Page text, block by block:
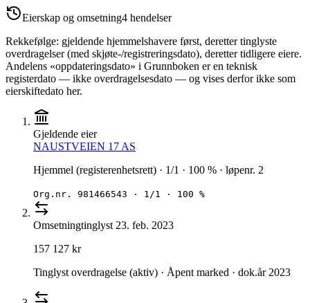
Eierskap og omsetning4 hendelser
Rekkefølge: gjeldende hjemmelshavere først, deretter tinglyste
overdragelser (med skjøte-/registreringsdato), deretter tidligere eiere.
Andelens «oppdateringsdato» i Grunnboken er en teknisk
registerdato — ikke overdragelsesdato — og vises derfor ikke som
eierskiftedato her.
Gjeldende eier
NAUSTVEIEN 17 AS
Hjemmel (registerenhetsrett) · 1/1 · 100 % · løpenr. 2
Org.nr. 981466543 · 1/1 · 100 %
Omsetningtinglyst 23. feb. 2023
157 127 kr
Tinglyst overdragelse (aktiv) · Åpent marked · dok.år 2023